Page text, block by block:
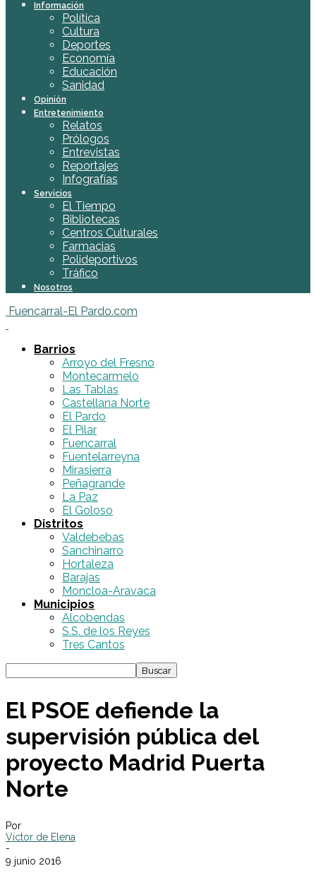
Información
Política
Cultura
Deportes
Economía
Educación
Sanidad
Opinión
Entretenimiento
Relatos
Prólogos
Entrevistas
Reportajes
Infografías
Servicios
El Tiempo
Bibliotecas
Centros Culturales
Farmacias
Polideportivos
Tráfico
Nosotros
Fuencarral-El Pardo.com
Barrios
Arroyo del Fresno
Montecarmelo
Las Tablas
Castellana Norte
El Pardo
El Pilar
Fuencarral
Fuentelarreyna
Mirasierra
Peñagrande
La Paz
El Goloso
Distritos
Valdebebas
Sanchinarro
Hortaleza
Barajas
Moncloa-Aravaca
Municipios
Alcobendas
S.S. de los Reyes
Tres Cantos
El PSOE defiende la
supervisión pública del
proyecto Madrid Puerta
Norte
Por
Víctor de Elena
-
9 junio 2016